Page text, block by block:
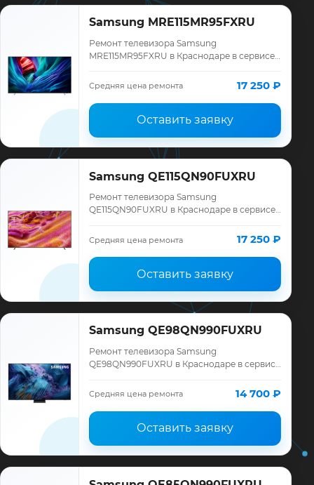
Samsung MRE115MR95FXRU
Ремонт телевизора Samsung
MRE115MR95FXRU в Краснодаре в сервисе
Samsung, смета до ремонта, запчасти и
гарантия до 12 меся…
Средняя цена ремонта 17 250 ₽
Оставить заявку
Samsung QE115QN90FUXRU
Ремонт телевизора Samsung
QE115QN90FUXRU в Краснодаре в сервисе
Samsung, смета до ремонта, запчасти и
гарантия до 12 меся…
Средняя цена ремонта 17 250 ₽
Оставить заявку
Samsung QE98QN990FUXRU
Ремонт телевизора Samsung
QE98QN990FUXRU в Краснодаре в сервисе
Samsung, смета до ремонта, запчасти и
гарантия до 12 меся…
Средняя цена ремонта 14 700 ₽
Оставить заявку